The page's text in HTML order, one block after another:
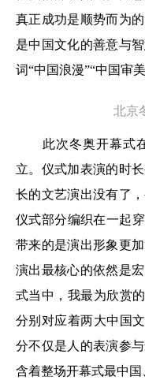
真正成功是顺势而为
是中国文化的善意与
词“中国浪漫”“中国审
北京
此次冬奥开幕式在
立。仪式加表演的时
长的文艺演出没有了
仪式部分编织在一起
带来的是演出形象更
演出最核心的依然是
式当中，我最为欣赏
分别对应着两大中国
分不仅是人的表演参
含着整场开幕式最中国